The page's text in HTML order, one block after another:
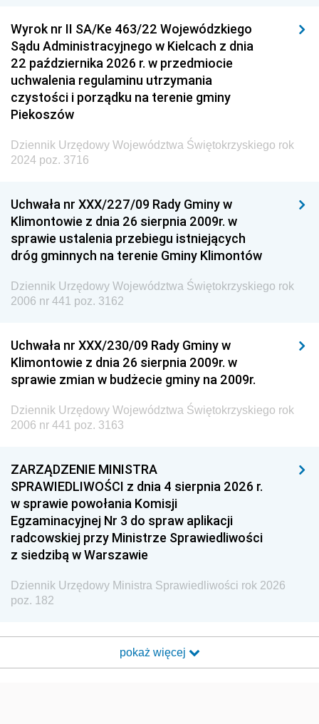
Wyrok nr II SA/Ke 463/22 Wojewódzkiego
Sądu Administracyjnego w Kielcach z dnia
22 października 2026 r. w przedmiocie
uchwalenia regulaminu utrzymania
czystości i porządku na terenie gminy
Piekoszów
Dziennik Urzędowy Województwa Świętokrzyskiego rok
2024 poz. 3716
Uchwała nr XXX/227/09 Rady Gminy w
Klimontowie z dnia 26 sierpnia 2009r. w
sprawie ustalenia przebiegu istniejących
dróg gminnych na terenie Gminy Klimontów
Dziennik Urzędowy Województwa Świętokrzyskiego rok
2006 nr 441 poz. 3162
Uchwała nr XXX/230/09 Rady Gminy w
Klimontowie z dnia 26 sierpnia 2009r. w
sprawie zmian w budżecie gminy na 2009r.
Dziennik Urzędowy Województwa Świętokrzyskiego rok
2006 nr 441 poz. 3163
ZARZĄDZENIE MINISTRA
SPRAWIEDLIWOŚCI z dnia 4 sierpnia 2026 r.
w sprawie powołania Komisji
Egzaminacyjnej Nr 3 do spraw aplikacji
radcowskiej przy Ministrze Sprawiedliwości
z siedzibą w Warszawie
Dziennik Urzędowy Ministra Sprawiedliwości rok 2026
poz. 182
pokaż więcej